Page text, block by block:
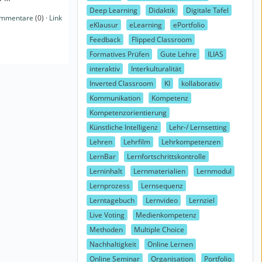
(0) · Link
Deep Learning
Didaktik
Digitale Tafel
eKlausur
eLearning
ePortfolio
Feedback
Flipped Classroom
Formatives Prüfen
Gute Lehre
ILIAS
interaktiv
Interkulturalität
Inverted Classroom
KI
kollaborativ
Kommunikation
Kompetenz
Kompetenzorientierung
Künstliche Intelligenz
Lehr-/ Lernsetting
Lehren
Lehrfilm
Lehrkompetenzen
LernBar
Lernfortschrittskontrolle
Lerninhalt
Lernmaterialien
Lernmodul
Lernprozess
Lernsequenz
Lerntagebuch
Lernvideo
Lernziel
Live Voting
Medienkompetenz
Methoden
Multiple Choice
Nachhaltigkeit
Online Lernen
Online Seminar
Organisation Portfolio